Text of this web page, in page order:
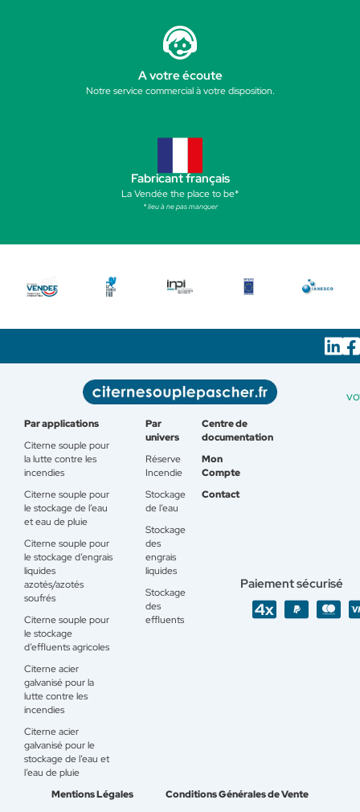
A votre écoute
Notre service commercial à votre disposition.
Fabricant français
La Vendée the place to be*
* lieu à ne pas manquer
Par applications
Citerne souple pour
la lutte contre les
incendies
Citerne souple pour
le stockage de l’eau
et eau de pluie
Citerne souple pour
le stockage d’engrais
liquides
azotés/azotés
soufrés
Citerne souple pour
le stockage
d’effluents agricoles
Citerne acier
galvanisé pour la
lutte contre les
incendies
Citerne acier
galvanisé pour le
stockage de l’eau et
l’eau de pluie
Par
univers
Réserve
Incendie
Stockage
de l’eau
Stockage
des
engrais
liquides
Stockage
des
effluents
Centre de
documentation
Mon
Compte
Contact
Paiement sécurisé
Mentions Légales
Conditions Générales de Vente